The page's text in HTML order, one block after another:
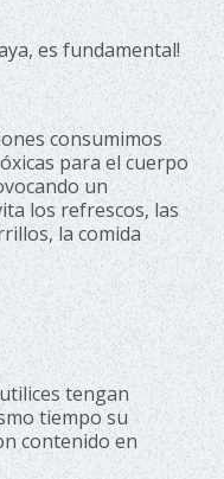
es fundamental!
consumimos
para el cuerpo
un
los refrescos, las
la comida
tengan
tiempo su
contenido en